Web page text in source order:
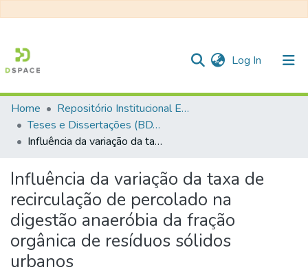
Log In (current)
Communities & Collections
All of DSpace
Statistics
Home
Repositório Institucional EESC
Teses e Dissertações (BDTD USP)
Influência da variação da taxa de recirculação de percolado na digestão anaeróbia da fração orgânica de resíduos sólidos urbanos
Influência da variação da taxa de
recirculação de percolado na
digestão anaeróbia da fração
orgânica de resíduos sólidos
urbanos